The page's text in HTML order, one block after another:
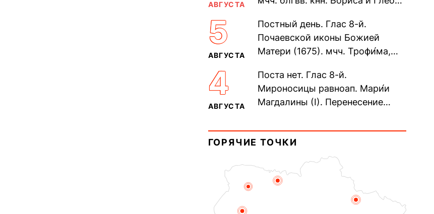
АВГУСТА
Дави́да (1015). Прп....
5
АВГУСТА
Постный день. Глас 8-й.
Почаевской иконы Божией
Матери (1675). мчч. Трофи́ма,
мучеников (284–305). прав.
воина Фео́дора...
4
АВГУСТА
Поста нет. Глас 8-й.
Мироносицы равноап. Мари́и
Магдалины (I). Перенесение
Синопского (403–404). Прп.
Корни́лия...
ГОРЯЧИЕ ТОЧКИ